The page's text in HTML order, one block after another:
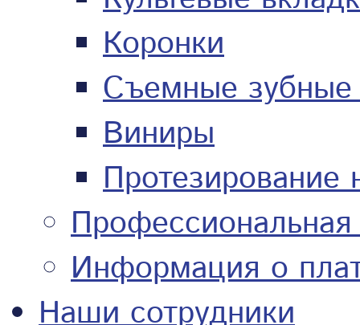
Коронки
Съемные зубные
Виниры
Протезирование
Профессиональная
Информация о
Наши сотрудники